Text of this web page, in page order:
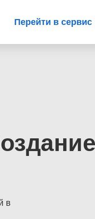
Перейти в сервис
в